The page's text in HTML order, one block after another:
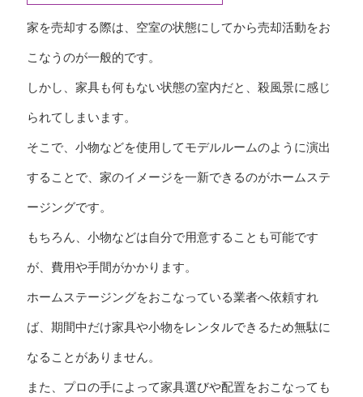
家を売却する際は、空室の状態にしてから売却活動をお
こなうのが一般的です。
しかし、家具も何もない状態の室内だと、殺風景に感じ
られてしまいます。
そこで、小物などを使用してモデルルームのように演出
することで、家のイメージを一新できるのがホームステ
ージングです。
もちろん、小物などは自分で用意することも可能です
が、費用や手間がかかります。
ホームステージングをおこなっている業者へ依頼すれ
ば、期間中だけ家具や小物をレンタルできるため無駄に
なることがありません。
また、プロの手によって家具選びや配置をおこなっても